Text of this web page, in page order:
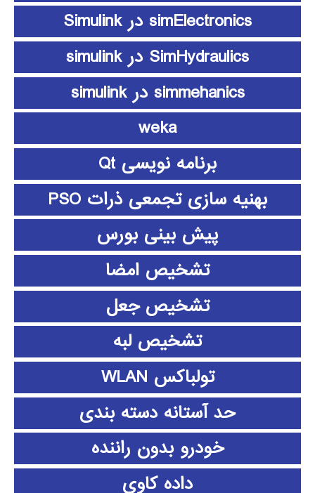
simElectronics در Simulink
SimHydraulics در simulink
simmehanics در simulink
weka
برنامه نویسی Qt
بهنیه سازی تجمعی ذرات PSO
پیش بینی بورس
تشخیص امضا
تشخیص جعل
تشخیص لبه
تولباکس WLAN
حد آستانه دسته بندی
خودرو بدون راننده
داده كاوي